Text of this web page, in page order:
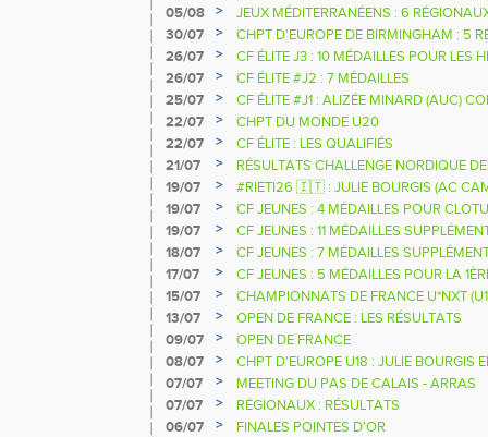
05/08 >
JEUX MÉDITERRANÉENS : 6
30/07
>
CHPT D'EUROPE DE BIRMINGHAM : 5
26/07
>
CF ÉLITE J3 : 10 MÉDAILLES POUR LES
26/07
>
CF ÉLITE #J2 : 7 MÉDAILLES
25/07
>
CF ÉLITE #J1 : ALIZÉE MINARD (AUC)
NATIONALE
22/07 >
CHPT DU MONDE U20
22/07
>
CF ÉLITE : LES QUALIFIÉS
21/07
>
RÉSULTATS CHALLENGE NORDIQUE
2025 2026
19/07 >
#RIETI26 🇮🇹 : JULIE BOURGIS (AC
D'EUROPE U18 DE LA PERCHE
19/07 >
CF JEUNES : 4 MÉDAILLES POUR
19/07
>
CF JEUNES : 11 MÉDAILLES
18/07
>
CF JEUNES : 7 MÉDAILLES
17/07
>
CF JEUNES : 5 MÉDAILLES POUR LA
15/07
>
CHAMPIONNATS DE FRANCE U*NXT
13/07
>
OPEN DE FRANCE : LES RÉSULTATS
09/07
>
OPEN DE FRANCE
08/07
>
CHPT D'EUROPE U18 : JULIE BOURGIS
07/07
>
MEETING DU PAS DE CALAIS - ARRAS
07/07
>
RÉGIONAUX : RÉSULTATS
06/07
> FINALES POINTES D'OR